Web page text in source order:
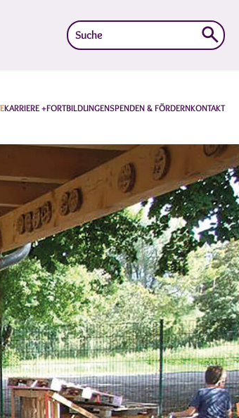
Suche
nach:
KARRIERE FORTBILDUNGENSPENDEN & FÖRDERNKONTAKT